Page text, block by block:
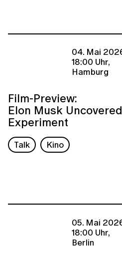
04. Mai
18:00 Uhr,
Hamburg
Film-Preview:
Elon Musk
Experiment
Talk Kino
05. Mai
18:00 Uhr,
Berlin